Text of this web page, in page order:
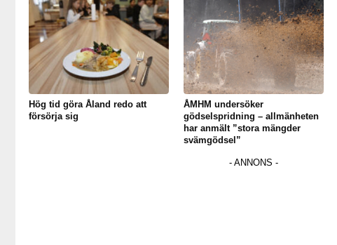
Hög tid göra Åland redo att
försörja sig
ÅMHM undersöker
gödselspridning – allmänheten
har anmält ”stora mängder
svämgödsel”